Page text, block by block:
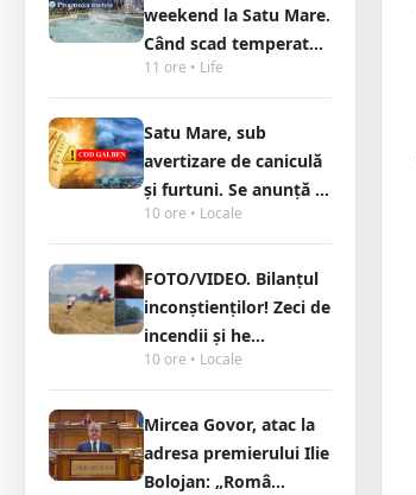
weekend la Satu Mare.
Când scad temperat...
11 ore • Life
Satu Mare, sub
avertizare de caniculă
și furtuni. Se anunță ...
10 ore • Locale
FOTO/VIDEO. Bilanțul
inconștienților! Zeci de
incendii și he...
10 ore • Locale
Mircea Govor, atac la
adresa premierului Ilie
Bolojan: „Româ...